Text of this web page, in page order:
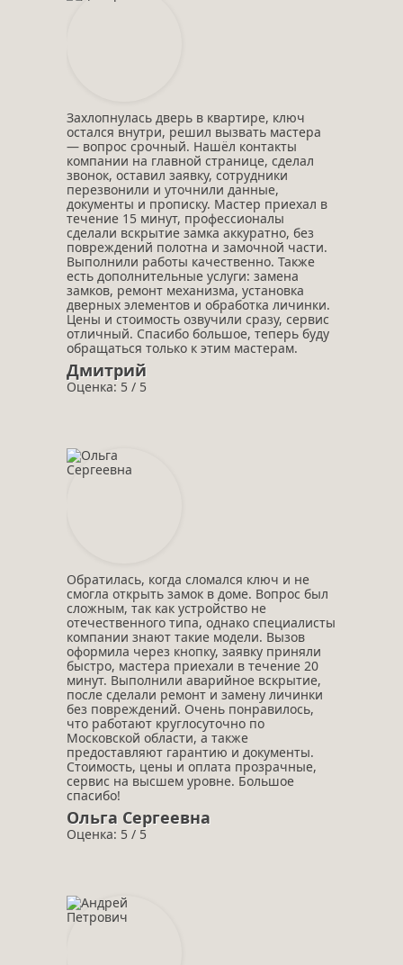
Захлопнулась дверь в квартире, ключ
остался внутри, решил вызвать мастера
— вопрос срочный. Нашёл контакты
компании на главной странице, сделал
звонок, оставил заявку, сотрудники
перезвонили и уточнили данные,
документы и прописку. Мастер приехал в
течение 15 минут, профессионалы
сделали вскрытие замка аккуратно, без
повреждений полотна и замочной части.
Выполнили работы качественно. Также
есть дополнительные услуги: замена
замков, ремонт механизма, установка
дверных элементов и обработка личинки.
Цены и стоимость озвучили сразу, сервис
отличный. Спасибо большое, теперь буду
обращаться только к этим мастерам.
Дмитрий
Оценка: 5 / 5
Обратилась, когда сломался ключ и не
смогла открыть замок в доме. Вопрос был
сложным, так как устройство не
отечественного типа, однако специалисты
компании знают такие модели. Вызов
оформила через кнопку, заявку приняли
быстро, мастера приехали в течение 20
минут. Выполнили аварийное вскрытие,
после сделали ремонт и замену личинки
без повреждений. Очень понравилось,
что работают круглосуточно по
Московской области, а также
предоставляют гарантию и документы.
Стоимость, цены и оплата прозрачные,
сервис на высшем уровне. Большое
спасибо!
Ольга Сергеевна
Оценка: 5 / 5